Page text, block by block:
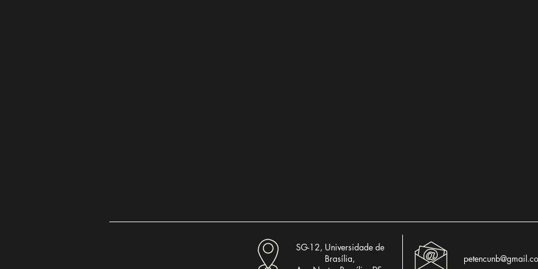
SG-12, Universidade de
Brasília,